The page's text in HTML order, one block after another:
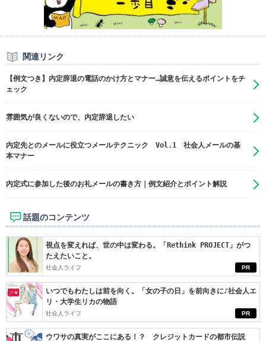
関連リンク
【例文つき】内定辞退の電話のかけ方とマナー…誠意を伝えるポイントをチ
ェック
雰囲気が良くないので、内定辞退したい
内定先とのメールに役立つメールテクニック Vol.1 社会人メールの基
本マナー
内定式に参加した後のお礼メールの書き方｜例文紹介とポイント解説
話題のコンテンツ
PR
視点を変えれば、世の中は変わる。「Rethink PROJECT」がつ
たえたいこと。
社会人ライフ
PR
いつでもわたしは前を向く。「女の子の日」を前向きに♪社会人エ
リ・大学生リカの物語
社会人ライフ
ウワサの真実がここにある！？ クレジットカードの都市伝説